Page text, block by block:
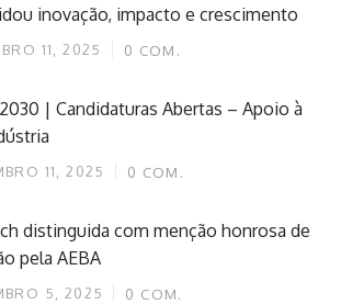
inovação, impacto e crescimento
11, 2025 0 COM.
2030 | Candidaturas Abertas – Apoio à
11, 2025 0 COM.
distinguida com menção honrosa de
pela AEBA
5, 2025 0 COM.